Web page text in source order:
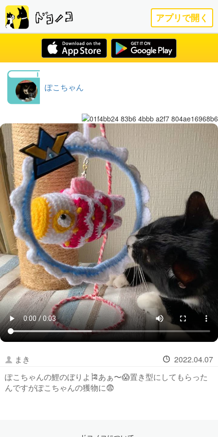
アプリで開く
ぽこちゃん
まき
2022.04.07
ぽこちゃんの鯉のぼりよ🎏あぁ〜😱置き型にしてもらった
んですがぽこちゃんの獲物に😨